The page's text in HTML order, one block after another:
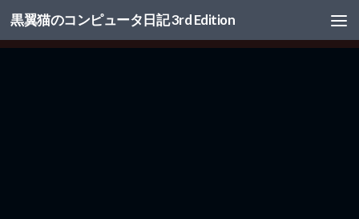
コンテンツへスキップ
黒翼猫のコンピュータ日記 3rd Edition